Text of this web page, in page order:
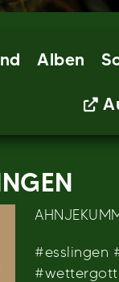
Alben
#esslingen
#wettergott